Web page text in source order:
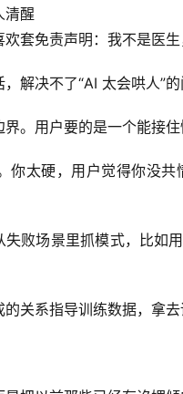
清醒
套免责声明：我不是医生
解决不了“AI 太会哄人”
。用户要的是一个能接住
你太硬，用户觉得你没
败场景里抓模式，比如
关系指导训练数据，拿